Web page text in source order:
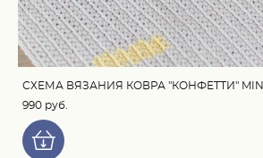
СХЕМА ВЯЗАНИЯ КОВРА "КОНФЕТТИ" MINI
990 pуб.